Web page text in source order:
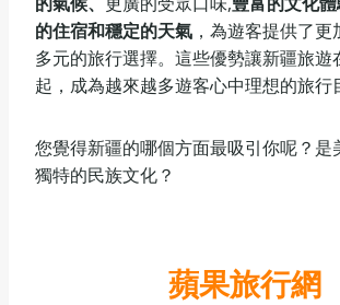
的住宿和穩定的天氣 ，為遊客提供了更
多元的旅行選擇。這些優勢讓新疆旅遊
起，成為越來越多遊客心中理想的旅行
您覺得新疆的哪個方面最吸引你呢？是
獨特的民族文化？
蘋果旅行網